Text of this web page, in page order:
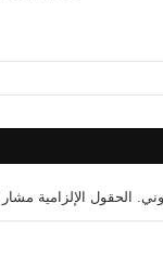
الحقول الإلزامية مشار